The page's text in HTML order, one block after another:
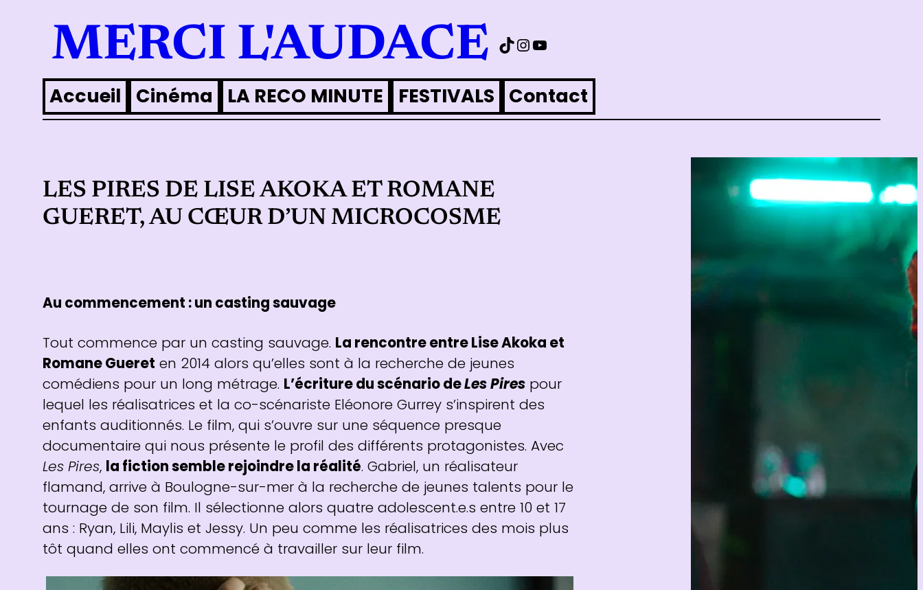
contenu
MERCI L'AUDACE TikTok
Instagram
YouTube
Accueil Cinéma LA RECO MINUTE FESTIVALS Contact
LES PIRES DE LISE AKOKA ET ROMANE
GUERET, AU CŒUR D’UN MICROCOSME
Au commencement : un casting sauvage
Tout commence par un casting sauvage. La rencontre entre Lise Akoka et
Romane Gueret en 2014 alors qu’elles sont à la recherche de jeunes
comédiens pour un long métrage. L’écriture du scénario deLes Pirespour
lequel les réalisatrices et la co-scénariste Eléonore Gurrey s’inspirent des
enfants auditionnés. Le film, qui s’ouvre sur une séquence presque
documentaire qui nous présente le profil des différents protagonistes. Avec
Les Pires, la fiction semble rejoindre la réalité. Gabriel, un réalisateur
flamand, arrive à Boulogne-sur-mer à la recherche de jeunes talents pour le
tournage de son film. Il sélectionne alors quatre adolescent.e.s entre 10 et 17
ans : Ryan, Lili, Maylis et Jessy. Un peu comme les réalisatrices des mois plus
tôt quand elles ont commencé à travailler sur leur film.